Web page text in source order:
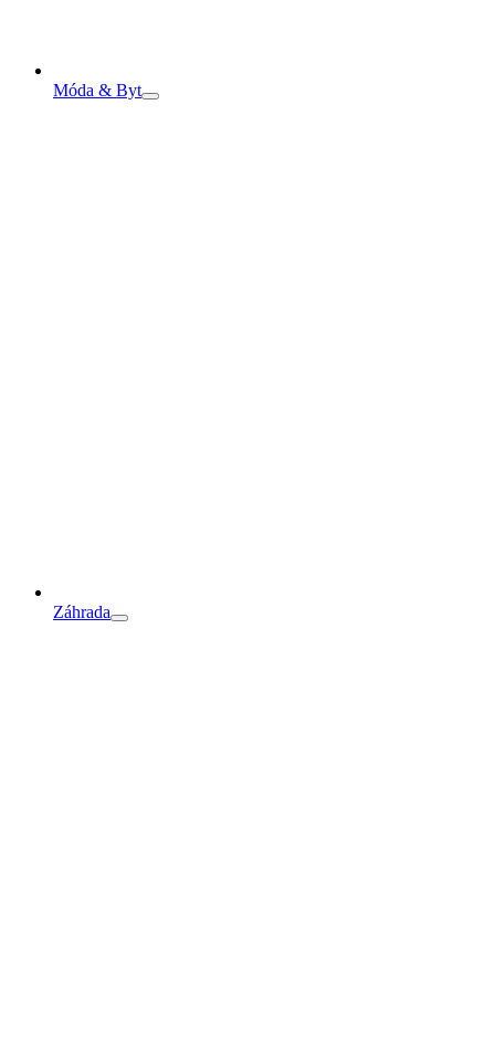
Móda & Byt
Záhrada